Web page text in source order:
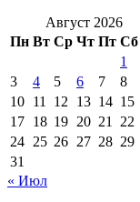
Август 2026
Пн Вт Ср Чт Пт Сб
1
3
4 5 6 7 8
10 11 12 13 14 15
17 18 19 20 21 22
24 25 26 27 28 29
31
« Июл